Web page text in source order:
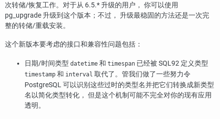
次转储/恢复工作。对于从 6.5.* 升级的用户， 你可以使用
pg_upgrade升级到这个版本；不过， 升级最稳固的方法还是一次完
整的转储/重载安装。
这个新版本要考虑的接口和兼容性问题包括：
日期/时间类型 datetime 和 timespan 已经被 SQL92 定义类型
timestamp 和 interval 取代了。管我们做了一些努力令
PostgreSQL可以识别这些过时的类型名并把它们转换成新类型
名以简化类型转化， 但是这个机制可能不完全对你的现有应用
透明。